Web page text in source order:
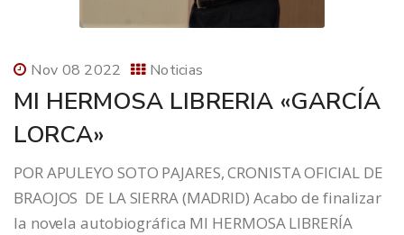
Nov 08 2022 Noticias
MI HERMOSA LIBRERIA «GARCÍA
LORCA»
POR APULEYO SOTO PAJARES, CRONISTA OFICIAL DE
BRAOJOS DE LA SIERRA (MADRID) Acabo de finalizar
la novela autobiográfica MI HERMOSA LIBRERÍA